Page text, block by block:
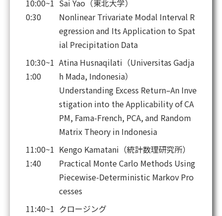
10:00~1
0:30
Sai Yao（東北大学）
Nonlinear Trivariate Modal Interval R
egression and Its Application to Spat
ial Precipitation Data
10:30~1
1:00
Atina Husnaqilati（Universitas Gadja
h Mada, Indonesia）
Understanding Excess Return–An Inve
stigation into the Applicability of CA
PM, Fama-French, PCA, and Random
Matrix Theory in Indonesia
11:00~1
1:40
Kengo Kamatani（統計数理研究所）
Practical Monte Carlo Methods Using
Piecewise-Deterministic Markov Pro
cesses
11:40~1 クロージング